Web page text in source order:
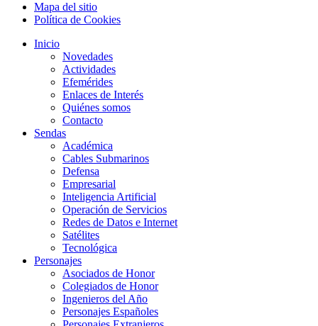
Mapa del sitio
Política de Cookies
Inicio
Novedades
Actividades
Efemérides
Enlaces de Interés
Quiénes somos
Contacto
Sendas
Académica
Cables Submarinos
Defensa
Empresarial
Inteligencia Artificial
Operación de Servicios
Redes de Datos e Internet
Satélites
Tecnológica
Personajes
Asociados de Honor
Colegiados de Honor
Ingenieros del Año
Personajes Españoles